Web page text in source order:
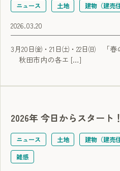
ニュース 土地 建物（建売
2026.03.20
3月20日㈮・21日㈯・22日㈰ 「春
秋田市内の各エ […]
2026年 今日からスタート！
ニュース 土地 建物（建売
雑感